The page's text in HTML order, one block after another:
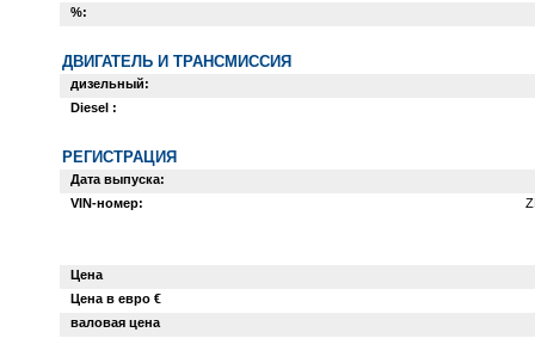
%:
ДВИГАТЕЛЬ И ТРАНСМИССИЯ
дизельный:
Diesel :
РЕГИСТРАЦИЯ
Дата выпуска:
VIN-номер:
Цена
Цена в евро €
валовая цена